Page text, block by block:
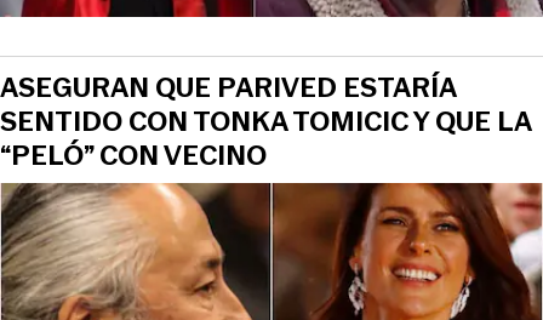
ASEGURAN QUE PARIVED ESTARÍA
SENTIDO CON TONKA TOMICIC Y QUE LA
“PELÓ” CON VECINO